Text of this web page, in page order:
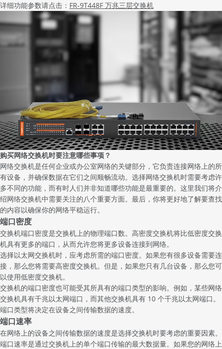
详细功能参数请点击： FR-9T448F 万兆三层交换机
购买网络交换机时要注意哪些事项？
网络交换机是任何企业或办公室网络的关键部分，它负责连接网络上的所
有设备，并确保数据在它们之间顺畅流动。选择网络交换机时需要考虑许
多不同的功能，而有时人们并非知道哪些功能是最重要的。这里我们将介
绍网络交换机中需要关注的八个重要方面。最后，你将更好地了解要查找
的内容以确保你的网络平稳运行。
端口密度
交换机端口密度是交换机上的物理端口数。高密度交换机将比低密度交换
机具有更多的端口，从而允许您将更多设备连接到网络。
选择以太网交换机时，应考虑所需的端口密度。如果您有很多设备需要连
接，那么您将需要高密度交换机。但是，如果您只有几台设备，那么您可
以使用低密度交换机。
交换机的端口密度也可能受其所具有的端口类型的影响。例如，某些网络
交换机具有千兆以太网端口，而其他交换机具有 10 个千兆以太网端口。
端口类型将决定在设备之间传输数据的速度。
端口速率
在网络上的设备之间传输数据的速度是选择交换机时要考虑的重要因素。
端口速率是通过交换机上的单个端口传输的最大数据量。如果您的网络上